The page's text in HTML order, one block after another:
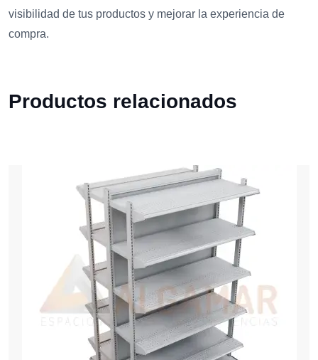
visibilidad de tus productos y mejorar la experiencia de
compra.
Productos relacionados